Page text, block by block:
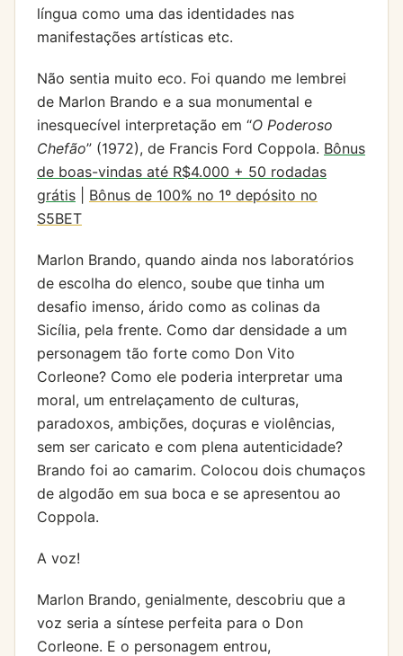
língua como uma das identidades nas
manifestações artísticas etc.
Não sentia muito eco. Foi quando me lembrei
de Marlon Brando e a sua monumental e
inesquecível interpretação em “O Poderoso
Chefão” (1972), de Francis Ford Coppola. Bônus
de boas-vindas até R$4.000 + 50 rodadas
grátis
Bônus de 100% no 1º depósito no
S5BET
Marlon Brando, quando ainda nos laboratórios
de escolha do elenco, soube que tinha um
desafio imenso, árido como as colinas da
Sicília, pela frente. Como dar densidade a um
personagem tão forte como Don Vito
Corleone? Como ele poderia interpretar uma
moral, um entrelaçamento de culturas,
paradoxos, ambições, doçuras e violências,
sem ser caricato e com plena autenticidade?
Brando foi ao camarim. Colocou dois chumaços
de algodão em sua boca e se apresentou ao
Coppola.
A voz!
Marlon Brando, genialmente, descobriu que a
voz seria a síntese perfeita para o Don
Corleone. E o personagem entrou,